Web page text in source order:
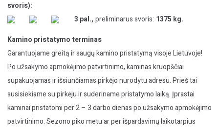
svoris):
3 pal., preliminarus svoris: 1375 kg.
Kamino pristatymo terminas
Garantuojame greitą ir saugų kamino pristatymą visoje Lietuvoje!
Po užsakymo apmokėjimo patvirtinimo, kaminas kruopščiai
supakuojamas ir išsiunčiamas pirkėjo nurodytu adresu. Prieš tai
susisiekiame su pirkėju ir suderiname pristatymo laiką. Įprastai
kaminai pristatomi per 2 – 3 darbo dienas po užsakymo apmokėjimo
patvirtinimo. Sezono piko metu ar per išpardavimų laikotarpius